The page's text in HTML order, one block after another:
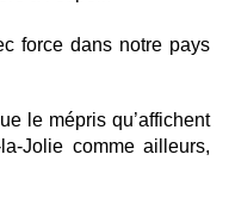
force dans notre pays
le mépris qu’affichent
Jolie comme ailleurs,